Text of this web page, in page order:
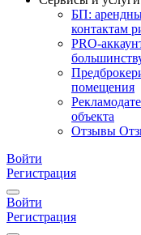
БП:
контактам
PRO-
помещения
объекта
Отзывы
Войти
Регистрация
Войти
Регистрация